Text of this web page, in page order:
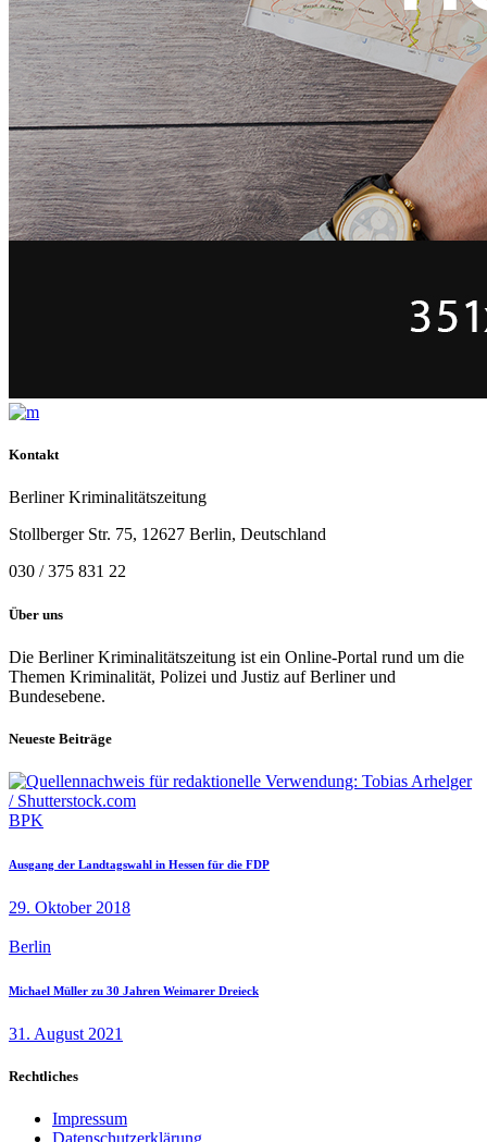
Kontakt
Berliner Kriminalitätszeitung
Stollberger Str. 75, 12627 Berlin, Deutschland
030 / 375 831 22
Über uns
Die Berliner Kriminalitätszeitung ist ein Online-Portal rund um die
Themen Kriminalität, Polizei und Justiz auf Berliner und
Bundesebene.
Neueste Beiträge
BPK
Ausgang der Landtagswahl in Hessen für die FDP
29. Oktober 2018
Berlin
Michael Müller zu 30 Jahren Weimarer Dreieck
31. August 2021
Rechtliches
Impressum